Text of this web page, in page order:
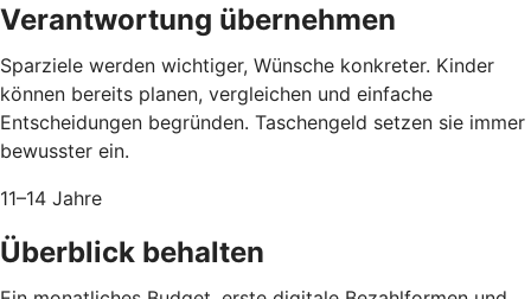
Verantwortung übernehmen
Sparziele werden wichtiger, Wünsche konkreter. Kinder
können bereits planen, vergleichen und einfache
Entscheidungen begründen. Taschengeld setzen sie immer
bewusster ein.
11–14 Jahre
Überblick behalten